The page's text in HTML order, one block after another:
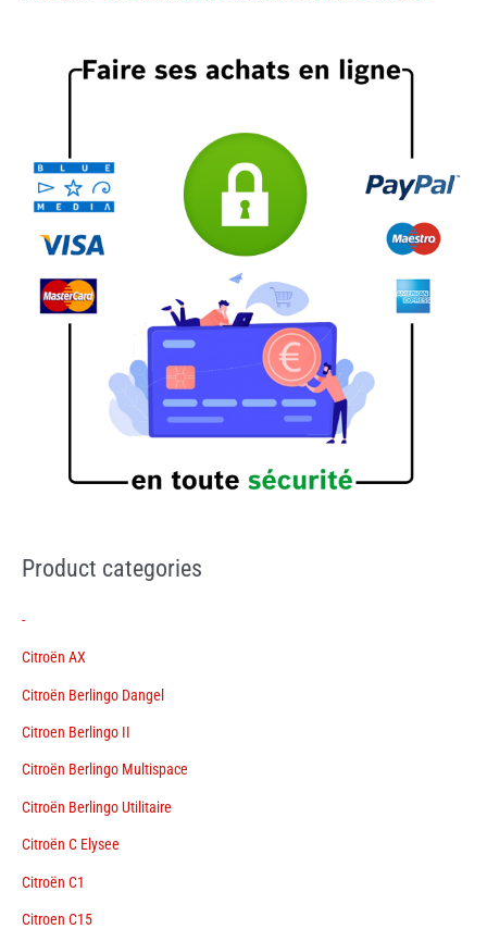
Product categories
-
Citroën AX
Citroën Berlingo Dangel
Citroen Berlingo II
Citroën Berlingo Multispace
Citroën Berlingo Utilitaire
Citroën C Elysee
Citroën C1
Citroen C15